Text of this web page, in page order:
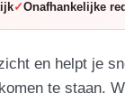
Onafhankelijke
en helpt je
te staan.